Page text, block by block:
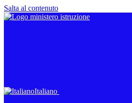
Salta al contenuto
Italiano